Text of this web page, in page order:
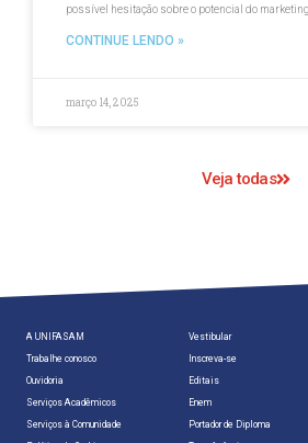
possível hesitação sobre o potencial do
CONTINUE LENDO »
março 14, 2025
Veja todas
A UNIFASAM
Trabalhe conosco
Ouvidoria
Serviços Acadêmicos
Serviços à Comunidade
Vestibular
Inscreva-se
Editais
Enem
Portador de Diploma